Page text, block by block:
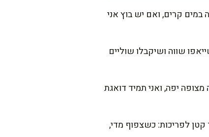
במים קרים, ואם יש בוץ אני
שווה ושיקבלו שוליים
יפה, ואני תמיד דואגת
קטן לפריכות: כשצפוף מדי,